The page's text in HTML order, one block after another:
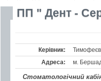
ПП " Дент -
Керівник:
Тимофеєв
Адреса:
м.
Стоматологічний